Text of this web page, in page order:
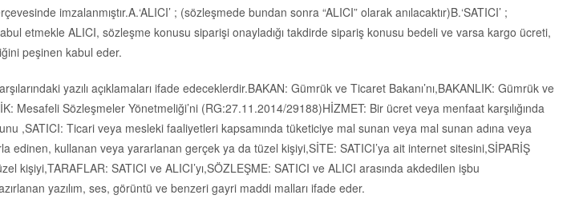
imzalanmıştır.A.‘ALICI’ ; (sözleşmede bundan sonra “ALICI” olarak anılacaktır)B.‘SATICI’ ;
etmekle ALICI, sözleşme konusu siparişi onayladığı takdirde sipariş konusu bedeli ve varsa kargo ücreti,
peşinen kabul eder.
yazılı açıklamaları ifade edeceklerdir.BAKAN: Gümrük ve Ticaret Bakanı’nı,BAKANLIK: Gümrük ve
Mesafeli Sözleşmeler Yönetmeliği’ni (RG:27.11.2014/29188)HİZMET: Bir ücret veya menfaat karşılığında
,SATICI: Ticari veya mesleki faaliyetleri kapsamında tüketiciye mal sunan veya mal sunan adına veya
kullanan veya yararlanan gerçek ya da tüzel kişiyi,SİTE: SATICI’ya ait internet sitesini,SİPARİŞ
SATICI ve ALICI’yı,SÖZLEŞME: SATICI ve ALICI arasında akdedilen işbu
yazılım, ses, görüntü ve benzeri gayri maddi malları ifade eder.